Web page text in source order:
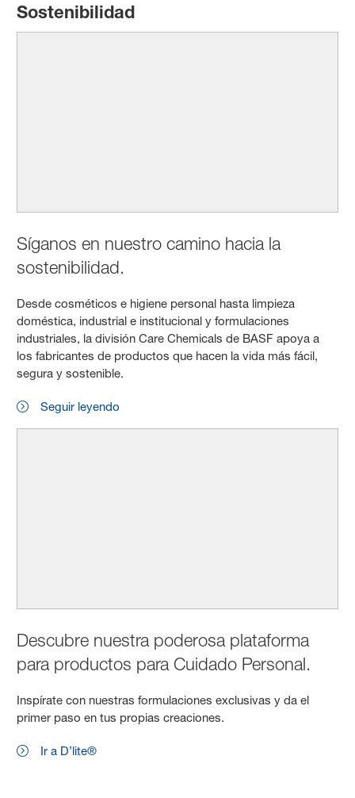
Sostenibilidad
Síganos en nuestro camino hacia la
sostenibilidad.
Desde cosméticos e higiene personal hasta limpieza
doméstica, industrial e institucional y formulaciones
industriales, la división Care Chemicals de BASF apoya a
los fabricantes de productos que hacen la vida más fácil,
segura y sostenible.
Seguir leyendo
Descubre nuestra poderosa plataforma
para productos para Cuidado Personal.
Inspírate con nuestras formulaciones exclusivas y da el
primer paso en tus propias creaciones.
Ir a D’lite®